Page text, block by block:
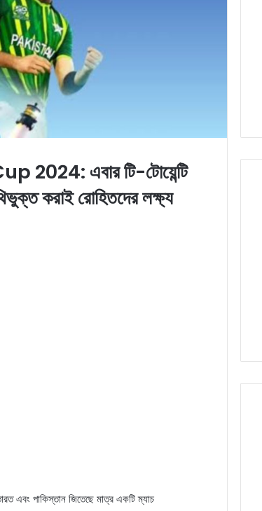
এবার টি-টোয়েন্টি
করাই রোহিতদের লক্ষ্য
এবং পাকিস্তান জিতেছে মাত্র একটি ম্যাচ